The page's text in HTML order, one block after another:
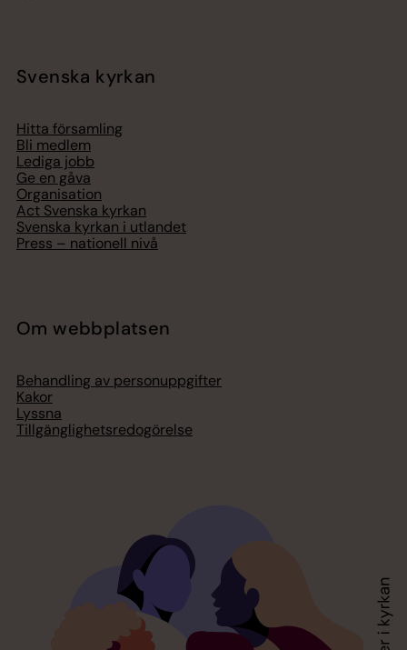
Svenska kyrkan
Hitta församling
Bli medlem
Lediga jobb
Ge en gåva
Organisation
Act Svenska kyrkan
Svenska kyrkan i utlandet
Press – nationell nivå
Om webbplatsen
Behandling av personuppgifter
Kakor
Lyssna
Tillgänglighetsredogörelse